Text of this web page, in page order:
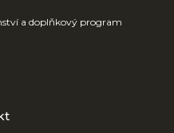
a doplňkový program